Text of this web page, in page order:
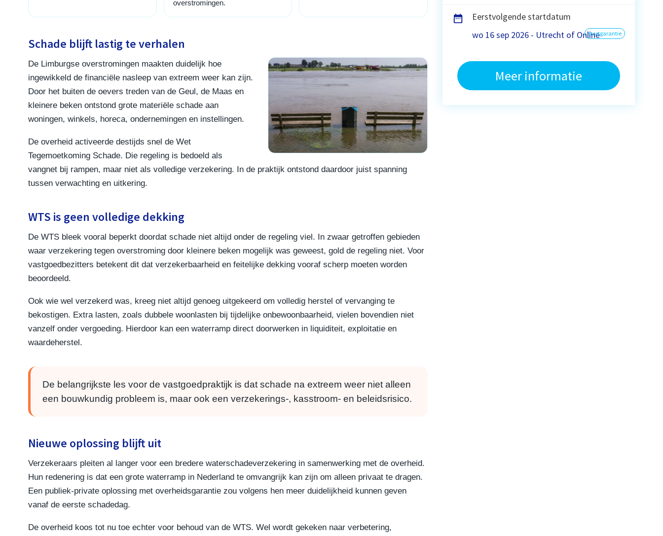
overstromingen.
Schade blijft lastig te verhalen
De Limburgse overstromingen maakten duidelijk hoe
ingewikkeld de financiële nasleep van extreem weer kan zijn.
Door het buiten de oevers treden van de Geul, de Maas en
kleinere beken ontstond grote materiële schade aan
woningen, winkels, horeca, ondernemingen en instellingen.
De overheid activeerde destijds snel de Wet
Tegemoetkoming Schade. Die regeling is bedoeld als
vangnet bij rampen, maar niet als volledige verzekering. In de praktijk ontstond daardoor juist spanning
tussen verwachting en uitkering.
WTS is geen volledige dekking
De WTS bleek vooral beperkt doordat schade niet altijd onder de regeling viel. In zwaar getroffen gebieden
waar verzekering tegen overstroming door kleinere beken mogelijk was geweest, gold de regeling niet. Voor
vastgoedbezitters betekent dit dat verzekerbaarheid en feitelijke dekking vooraf scherp moeten worden
beoordeeld.
Ook wie wel verzekerd was, kreeg niet altijd genoeg uitgekeerd om volledig herstel of vervanging te
bekostigen. Extra lasten, zoals dubbele woonlasten bij tijdelijke onbewoonbaarheid, vielen bovendien niet
vanzelf onder vergoeding. Hierdoor kan een waterramp direct doorwerken in liquiditeit, exploitatie en
waardeherstel.
De belangrijkste les voor de vastgoedpraktijk is dat schade na extreem weer niet alleen
een bouwkundig probleem is, maar ook een verzekerings-, kasstroom- en beleidsrisico.
Nieuwe oplossing blijft uit
Verzekeraars pleiten al langer voor een bredere waterschadeverzekering in samenwerking met de overheid.
Hun redenering is dat een grote waterramp in Nederland te omvangrijk kan zijn om alleen privaat te dragen.
Een publiek-private oplossing met overheidsgarantie zou volgens hen meer duidelijkheid kunnen geven
vanaf de eerste schadedag.
De overheid koos tot nu toe echter voor behoud van de WTS. Wel wordt gekeken naar verbetering,
Eerstvolgende startdatum
wo 16 sep 2026 - Utrecht of Onlinestartgarantie
Meer informatie